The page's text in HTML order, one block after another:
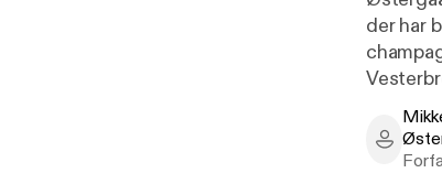
der har
har
efter
Mikkel